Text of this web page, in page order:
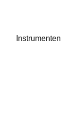
Instrumenten